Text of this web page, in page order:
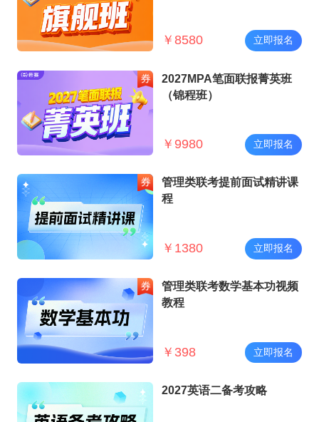
￥ 8580 立即报名
2027MPA笔面联报菁英班
（锦程班）
￥ 9980 立即报名
管理类联考提前面试精讲课
程
￥ 1380 立即报名
管理类联考数学基本功视频
教程
￥ 398 立即报名
2027英语二备考攻略